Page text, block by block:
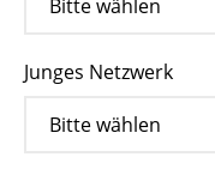
Junges Netzwerk